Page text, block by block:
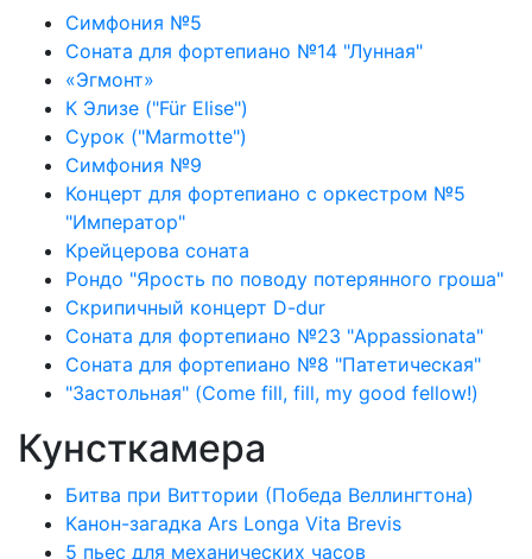
Симфония №5
Соната для фортепиано №14 "Лунная"
«Эгмонт»
К Элизе ("Für Elise")
Сурок ("Marmotte")
Симфония №9
Концерт для фортепиано с оркестром №5
"Император"
Крейцерова соната
Рондо "Ярость по поводу потерянного гроша"
Скрипичный концерт D-dur
Соната для фортепиано №23 "Appassionata"
Соната для фортепиано №8 "Патетическая"
"Застольная" (Come fill, fill, my good fellow!)
Кунсткамера
Битва при Виттории (Победа Веллингтона)
Канон-загадка Ars Longa Vita Brevis
5 пьес для механических часов